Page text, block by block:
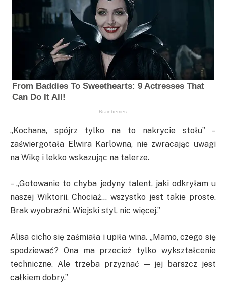
„Kochana, spójrz tylko na to nakrycie stołu” –
zaświergotała Elwira Karlowna, nie zwracając uwagi
na Wikę i lekko wskazując na talerze.
– „Gotowanie to chyba jedyny talent, jaki odkryłam u
naszej Wiktorii. Chociaż… wszystko jest takie proste.
Brak wyobraźni. Wiejski styl, nic więcej.”
Alisa cicho się zaśmiała i upiła wina. „Mamo, czego się
spodziewać? Ona ma przecież tylko wykształcenie
techniczne. Ale trzeba przyznać — jej barszcz jest
całkiem dobry.”